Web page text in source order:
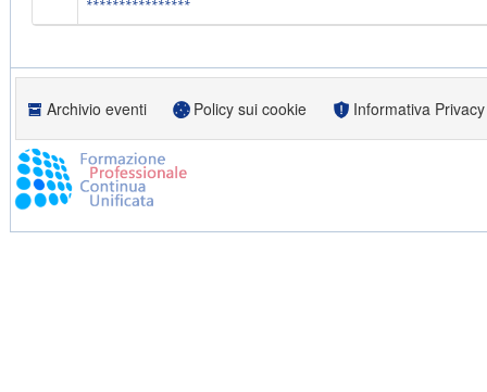
****************
Archivio eventi Policy sui cookie Informativa Privacy